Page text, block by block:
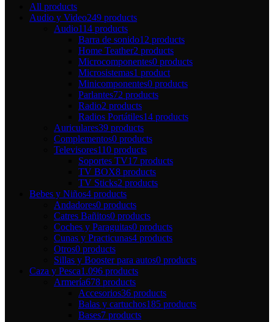
All products
Audio y Video249 products
Audio114 products
Barra de sonido12 products
Home Teather2 products
Microcomponentes0 products
Microsistemas1 product
Minicomponentes0 products
Parlantes72 products
Radio2 products
Radios Portátiles14 products
Auriculares39 products
Complementos0 products
Televisores110 products
Soportes TV17 products
TV BOX8 products
TV Sticks2 products
Bebes y Niños4 products
Andadores0 products
Catres Bañitos0 products
Coches y Paraguitas0 products
Cunas y Practicunas4 products
Otros0 products
Sillas y Booster para autos0 products
Caza y Pesca1.096 products
Armería678 products
Accesorios36 products
Balas y cartuchos185 products
Bases7 products